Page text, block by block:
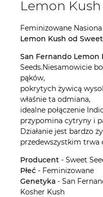
Lemon Kush
Feminizowane
Lemon Kush od
San Fernando Lemon
Seeds.Niesamowicie
pąków,
pokrytych żywicą
właśnie ta odmiana,
idealne połączenie
przypomina cytryny i
Działanie jest bardzo
przedewszystkim trwa
Producent - Sweet
Płeć - Feminizowane
Genetyka - San
Kosher Kush